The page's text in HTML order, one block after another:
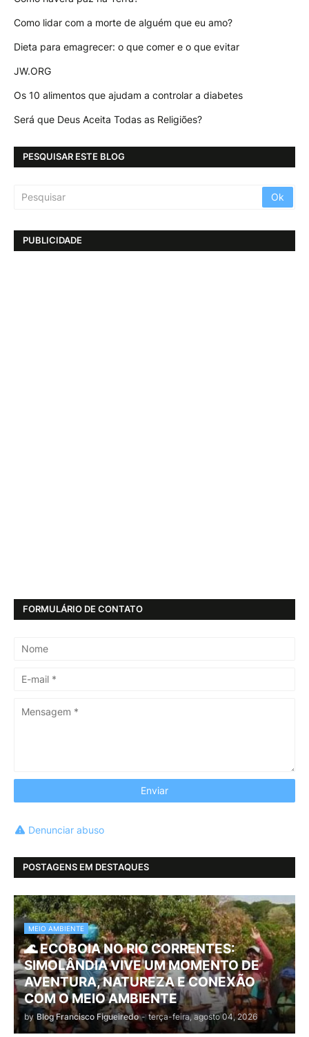
Como lidar com a morte de alguém que eu amo?
Dieta para emagrecer: o que comer e o que evitar
JW.ORG
Os 10 alimentos que ajudam a controlar a diabetes
Será que Deus Aceita Todas as Religiões?
PESQUISAR ESTE BLOG
PUBLICIDADE
FORMULÁRIO DE CONTATO
Denunciar abuso
POSTAGENS EM DESTAQUES
MEIO AMBIENTE
🌊 ECOBOIA NO RIO CORRENTES:
SIMOLÂNDIA VIVE UM MOMENTO DE
AVENTURA, NATUREZA E CONEXÃO
COM O MEIO AMBIENTE
by Blog Francisco Figueiredo - terça-feira, agosto 04, 2026